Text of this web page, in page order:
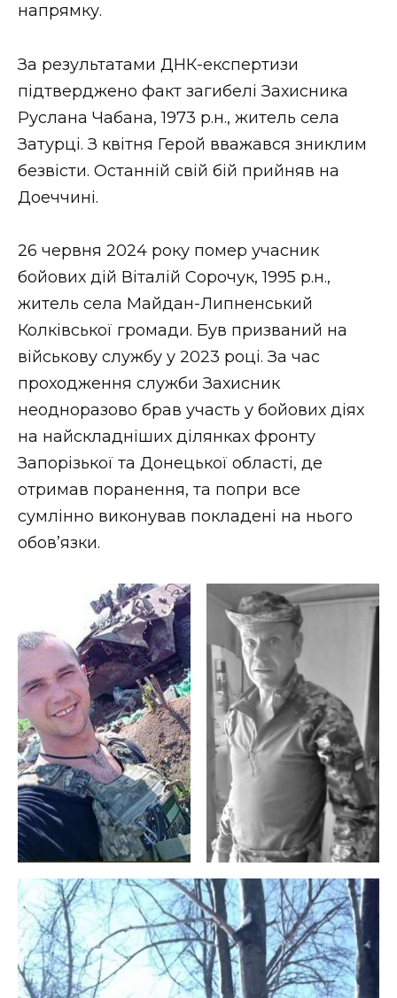
ЗАКАРПАТСЬКІ НОВИНИ
НОВИНИ ЗАХІДНОЇ УКРАЇНИ
ФОТО
напрямку.
За результатами ДНК-експертизи
підтверджено факт загибелі Захисника
Руслана Чабана, 1973 р.н., житель села
Затурці. З квітня Герой вважався зниклим
безвісти. Останній свій бій прийняв на
Доеччині.
26 червня 2024 року помер учасник
бойових дій Віталій Сорочук, 1995 р.н.,
житель села Майдан-Липненський
Колківської громади. Був призваний на
військову службу у 2023 році. За час
проходження служби Захисник
неодноразово брав участь у бойових діях
на найскладніших ділянках фронту
Запорізької та Донецької області, де
отримав поранення, та попри все
сумлінно виконував покладені на нього
обовʼязки.